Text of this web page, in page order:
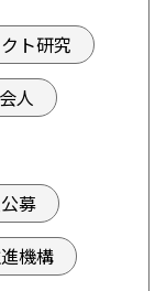
ト研究
人
募
機構